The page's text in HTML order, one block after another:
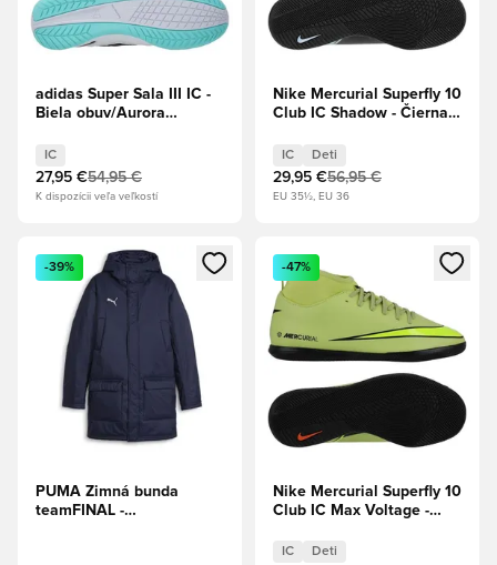
adidas Super Sala III IC -
Biela obuv/Aurora
IC
27,95 €54,95 €
K dispozícii veľa veľkostí
Nike Mercurial Superfly 10
Club IC Shadow - Čierna/
IC Deti
29,95 €56,95 €
EU 35½, EU 36
Otvorí modál na prihlásenie alebo registráciu ako člen
-39%
PUMA Zimná bunda
teamFINAL -
Otvorí modál na prihlásenie
-47%
Nike Mercurial Superfly 10
Club IC Max Voltage -
Crimson Deti
IC Deti